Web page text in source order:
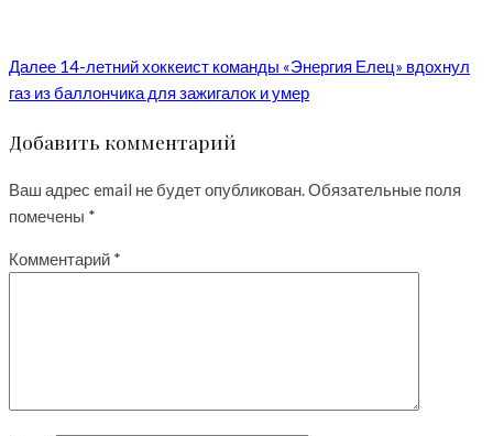
Далее 14-летний хоккеист команды «Энергия Елец» вдохнул
газ из баллончика для зажигалок и умер
Добавить комментарий
Ваш адрес email не будет опубликован.Обязательные поля
помечены *
Комментарий *